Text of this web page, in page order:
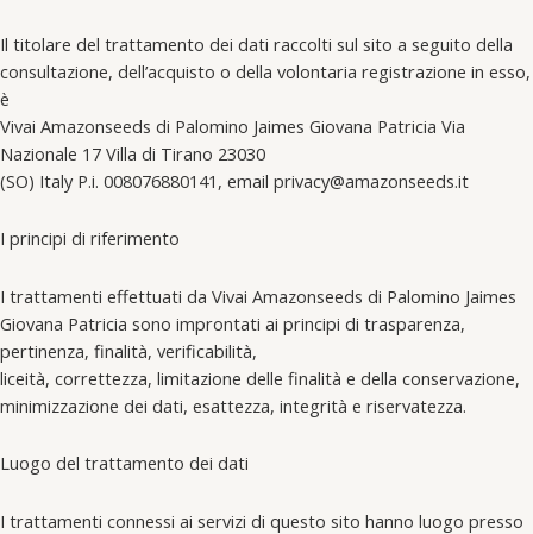
Il titolare del trattamento dei dati raccolti sul sito a seguito della
consultazione, dell’acquisto o della volontaria registrazione in esso,
è
Vivai Amazonseeds di Palomino Jaimes Giovana Patricia Via
Nazionale 17 Villa di Tirano 23030
(SO) Italy P.i. 008076880141, email privacy@amazonseeds.it
I principi di riferimento
I trattamenti effettuati da Vivai Amazonseeds di Palomino Jaimes
Giovana Patricia sono improntati ai principi di trasparenza,
pertinenza, finalità, verificabilità,
liceità, correttezza, limitazione delle finalità e della conservazione,
minimizzazione dei dati, esattezza, integrità e riservatezza.
Luogo del trattamento dei dati
I trattamenti connessi ai servizi di questo sito hanno luogo presso